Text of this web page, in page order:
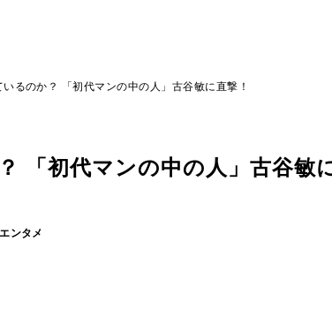
るのか？ 「初代マンの中の人」古谷敏に直撃！
「初代マンの中の人」古谷敏
エンタメ